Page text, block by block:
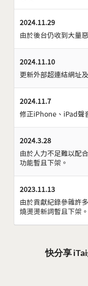
2024.11.29
由於後台仍收到大量
2024.11.10
更新外部超連結網址
2024.11.7
修正iPhone、iPad聲
2024.3.28
由於人力不足難以配
功能暫且下架。
2023.11.13
由於貢獻紀錄參雜許
燒燙燙新詞暫且下架。
快分享